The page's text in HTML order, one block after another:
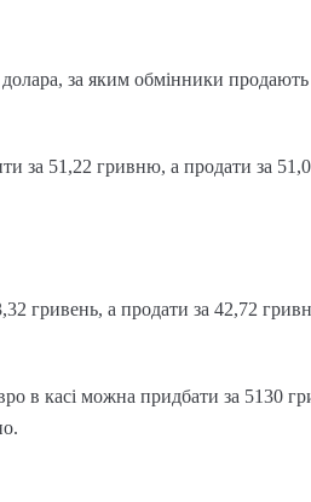
за яким обмінники продають
51,22 гривню, а продати за
гривень, а продати за 42,72
в касі можна придбати за 5130